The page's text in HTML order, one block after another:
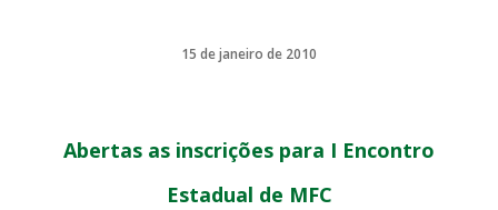
15 de janeiro de 2010
Abertas as inscrições para I Encontro
Estadual de MFC